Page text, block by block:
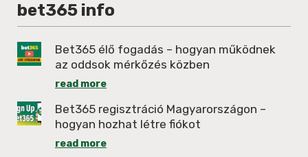
bet365 info
Bet365 élő fogadás – hogyan működnek
az oddsok mérkőzés közben
read more
Bet365 regisztráció Magyarországon –
hogyan hozhat létre fiókot
read more